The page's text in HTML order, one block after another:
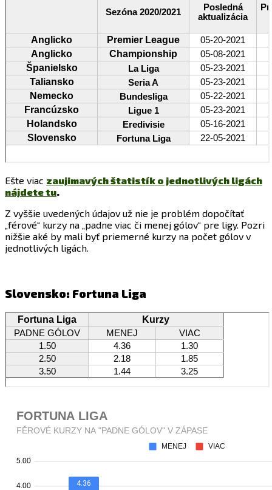
Ešte viac zaujimavých štatistík o jednotlivých ligách
nájdete tu.
Z vyššie uvedených údajov už nie je problém dopočítať
„férové“ kurzy na „padne viac či menej gólov“ pre ligy. Pozri
nižšie aké by mali byť priemerné kurzy na počet gólov v
jednotlivých ligách.
Slovensko: Fortuna Liga